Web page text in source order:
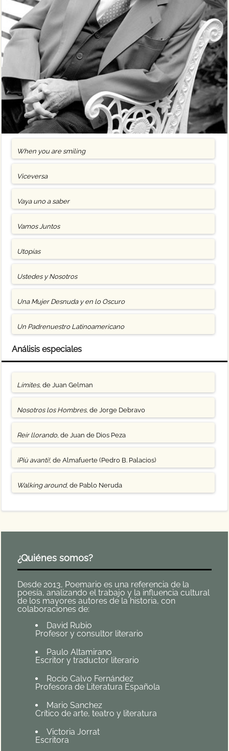
When you are smiling
Viceversa
Vaya uno a saber
Vamos Juntos
Utopías
Ustedes y Nosotros
Una Mujer Desnuda y en lo Oscuro
Un Padrenuestro Latinoamericano
Análisis especiales
Límites, de Juan Gelman
Nosotros los Hombres, de Jorge Debravo
Reír llorando, de Juan de Dios Peza
¡Più avanti!, de Almafuerte (Pedro B. Palacios)
Walking around, de Pablo Neruda
¿Quiénes somos?
Desde 2013, Poemario es una referencia de la
poesía, analizando el trabajo y la influencia cultural
de los mayores autores de la historia, con
colaboraciones de:
David Rubio
Profesor y consultor literario
Paulo Altamirano
Escritor y traductor literario
Rocío Calvo Fernández
Profesora de Literatura Española
Mario Sanchez
Crítico de arte, teatro y literatura
Victoria Jorrat
Escritora